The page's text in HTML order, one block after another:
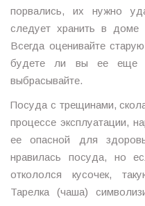
порвались, их нужно
следует хранить в доме
Всегда оценивайте
будете ли вы ее еще
выбрасывайте.
Посуда с трещинами,
процессе эксплуатации,
ее опасной для
нравилась посуда, но
откололся кусочек,
Тарелка (чаша)